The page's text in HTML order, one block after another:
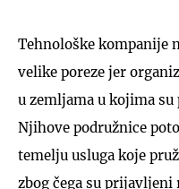
Tehnološke kompanije
velike poreze jer
u zemljama u kojima
Njihove podružnice
temelju usluga koje
zbog čega su